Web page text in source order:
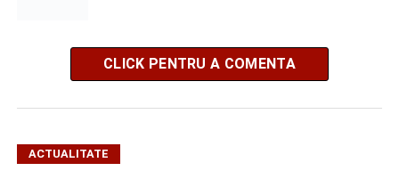
CLICK PENTRU A COMENTA
ACTUALITATE